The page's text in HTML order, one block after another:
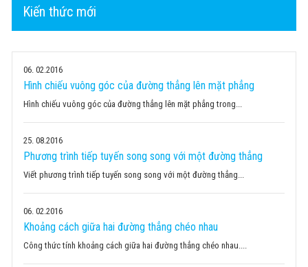
Kiến thức mới
06 02.2016
Hình chiếu vuông góc của đường thẳng lên mặt phẳng
Hình chiếu vuông góc của đường thẳng lên mặt phẳng trong...
25 08.2016
Phương trình tiếp tuyến song song với một đường thẳng
Viết phương trình tiếp tuyến song song với một đường thẳng...
06 02.2016
Khoảng cách giữa hai đường thẳng chéo nhau
Công thức tính khoảng cách giữa hai đường thẳng chéo nhau....